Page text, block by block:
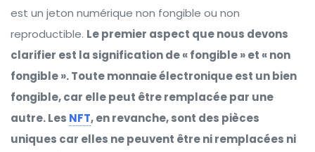
est un jeton numérique non fongible ou non
reproductible. Le premier aspect que nous devons
clarifier est la signification de « fongible » et « non
fongible ». Toute monnaie électronique est un bien
fongible, car elle peut être remplacée par une
autre. Les NFT, en revanche, sont des pièces
uniques car elles ne peuvent être ni remplacées ni